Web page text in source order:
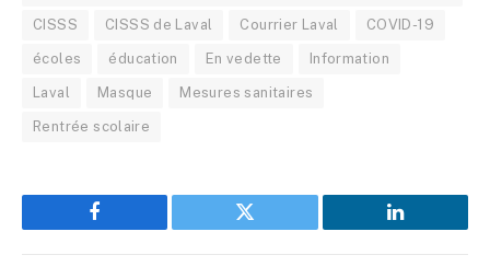
CISSS CISSS de Laval Courrier Laval COVID-19
écoles éducation En vedette Information
Laval Masque Mesures sanitaires
Rentrée scolaire
Facebook Twitter LinkedIn